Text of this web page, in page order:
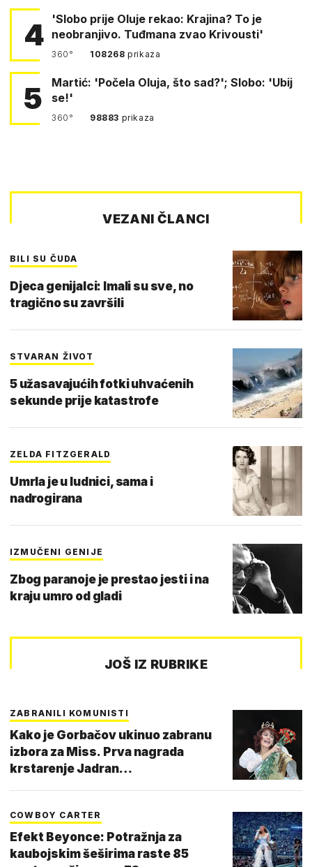
4
'Slobo prije Oluje rekao: Krajina? To je
neobranjivo. Tuđmana zvao Krivousti'
360° 108268prikaza
5
Martić: 'Počela Oluja, što sad?'; Slobo: 'Ubij
se!'
360° 98883 prikaza
VEZANI ČLANCI
BILI SU ČUDA
Djeca genijalci: Imali su sve, no
tragično su završili
STVARAN ŽIVOT
5 užasavajućih fotki uhvaćenih
sekunde prije katastrofe
ZELDA FITZGERALD
Umrla je u ludnici, sama i
nadrogirana
IZMUČENI GENIJE
Zbog paranoje je prestao jesti i na
kraju umro od gladi
JOŠ IZ RUBRIKE
ZABRANILI KOMUNISTI
Kako je Gorbačov ukinuo zabranu
izbora za Miss. Prva nagrada
krstarenje Jadran…
COWBOY CARTER
Efekt Beyonce: Potražnja za
kaubojskim šeširima raste 85